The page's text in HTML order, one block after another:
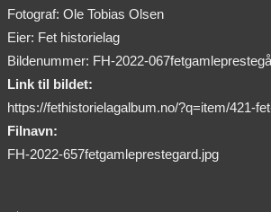
Fotograf: Ole Tobias Olsen
Eier: Fet historielag
Bildenummer: FH-2022-
Link til bildet:
https://fethistorielagalbum.no/?q=item/421-
Filnavn:
FH-2022-657fetgamleprestegard.jpg